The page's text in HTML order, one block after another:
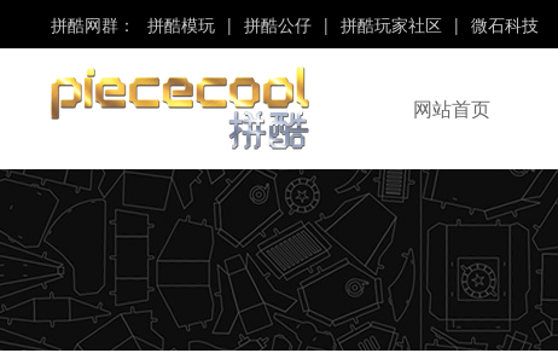
拼酷网群： 拼酷模玩 | 拼酷公仔 | 拼酷玩家社区 | 微石科技
“Piececool”、“拼酷”
是“微石科技”旗下品牌！
网站首页